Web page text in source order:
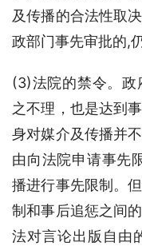
及传播的合法性取
政部门事先审批的,
(3)法院的禁令。政
之不理，也是达到
身对媒介及传播并
由向法院申请事先
播进行事先限制。
制和事后追惩之间
法对言论出版自由